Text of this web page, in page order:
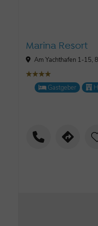
Marina Resort
Am Yachthafen 1-15,
țțțț
Gastgeber